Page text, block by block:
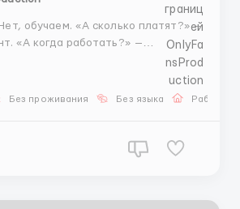
обучаем. «А сколько платят?» —
«А когда работать?» —
«А можно вырасти?» — Да, до
Без проживания Без языка Работа